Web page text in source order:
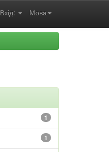
Мова
Вхід:
1
1